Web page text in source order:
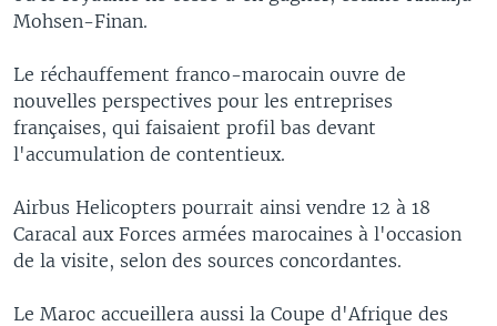
Mohsen-Finan.
Le réchauffement franco-marocain ouvre de
nouvelles perspectives pour les entreprises
françaises, qui faisaient profil bas devant
l'accumulation de contentieux.
Airbus Helicopters pourrait ainsi vendre 12 à 18
Caracal aux Forces armées marocaines à l'occasion
de la visite, selon des sources concordantes.
Le Maroc accueillera aussi la Coupe d'Afrique des